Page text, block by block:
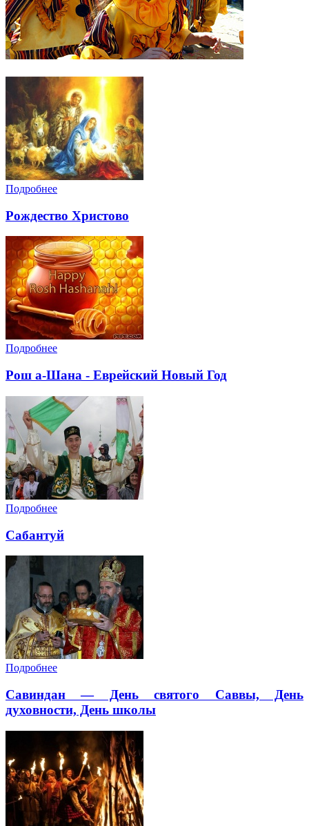
Подробнее
Рождество Христово
Подробнее
Рош а-Шана - Еврейский Новый Год
Подробнее
Сабантуй
Подробнее
Савиндан — День святого Саввы, День
духовности, День школы